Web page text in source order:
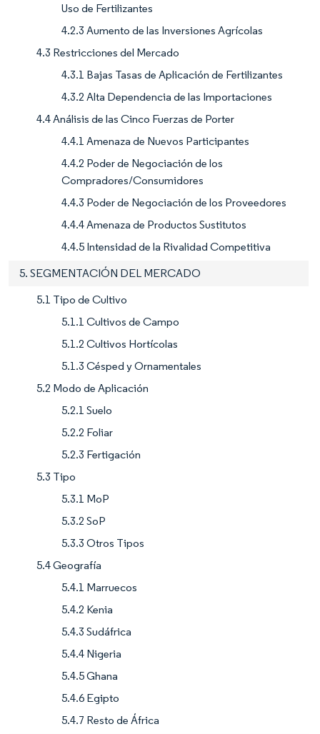
Uso de Fertilizantes
4.2.3 Aumento de las Inversiones Agrícolas
4.3 Restricciones del Mercado
4.3.1 Bajas Tasas de Aplicación de Fertilizantes
4.3.2 Alta Dependencia de las Importaciones
4.4 Análisis de las Cinco Fuerzas de Porter
4.4.1 Amenaza de Nuevos Participantes
4.4.2 Poder de Negociación de los
Compradores/Consumidores
4.4.3 Poder de Negociación de los Proveedores
4.4.4 Amenaza de Productos Sustitutos
4.4.5 Intensidad de la Rivalidad Competitiva
5. SEGMENTACIÓN DEL MERCADO
5.1 Tipo de Cultivo
5.1.1 Cultivos de Campo
5.1.2 Cultivos Hortícolas
5.1.3 Césped y Ornamentales
5.2 Modo de Aplicación
5.2.1 Suelo
5.2.2 Foliar
5.2.3 Fertigación
5.3 Tipo
5.3.1 MoP
5.3.2 SoP
5.3.3 Otros Tipos
5.4 Geografía
5.4.1 Marruecos
5.4.2 Kenia
5.4.3 Sudáfrica
5.4.4 Nigeria
5.4.5 Ghana
5.4.6 Egipto
5.4.7 Resto de África